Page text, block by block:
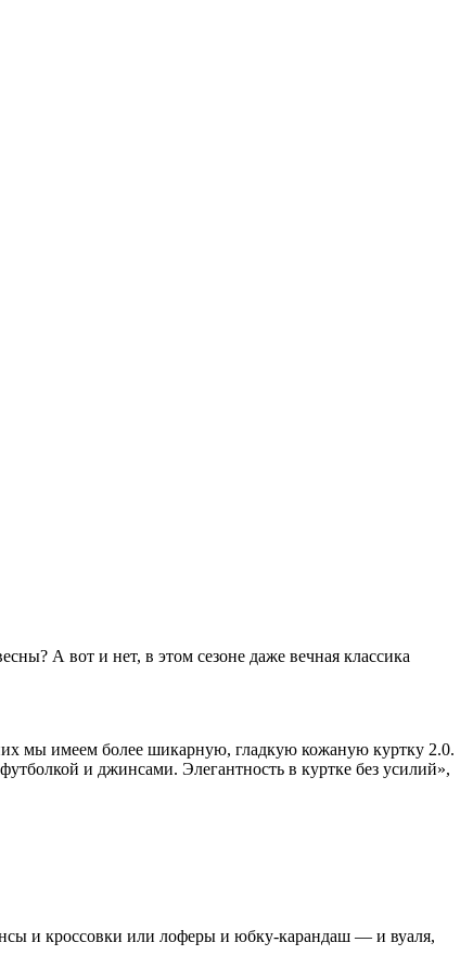
А вот и нет, в этом сезоне даже вечная классика
мы имеем более шикарную, гладкую кожаную куртку 2.0.
и джинсами. Элегантность в куртке без усилий»,
и кроссовки или лоферы и юбку-карандаш — и вуаля,